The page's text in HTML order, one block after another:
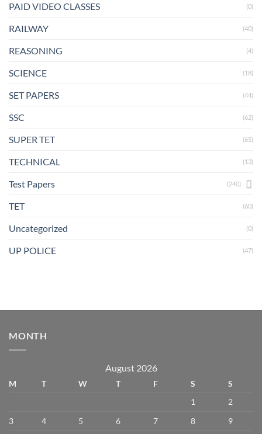
PAID VIDEO CLASSES (0)
RAILWAY (40)
REASONING (4)
SCIENCE (18)
SET PAPERS (44)
SSC (62)
SUPER TET (65)
TECHNICAL (13)
Test Papers (240)
TET (60)
Uncategorized (0)
UP POLICE (47)
MONTH
August 2026
M T W T F S
S
1
2
3
4 5 6 7 8
9